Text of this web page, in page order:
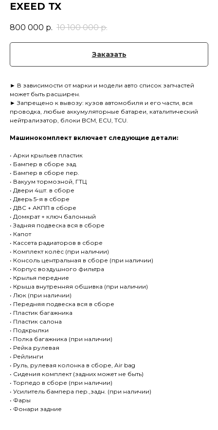
EXEED TX
800 000 р. 10 100 000 р.
Заказать
► В зависимости от марки и модели авто список запчастей
может быть расширен.
► Запрещено к вывозу: кузов автомобиля и его части, вся
проводка, любые аккумуляторные батареи, каталитический
нейтрализатор, блоки BCM, ECU, TCU.
Машинокомплект включает следующие детали:
• Арки крыльев пластик
• Бампер в сборе зад.
• Бампер в сборе пер.
• Вакуум тормозной, ГТЦ
• Двери 4шт. в сборе
• Дверь 5-я в сборе
• ДВС + АКПП в сборе
• Домкрат + ключ балонный
• Задняя подвеска вся в сборе
• Капот
• Кассета радиаторов в сборе
• Комплект колёс (при наличии)
• Консоль центральная в сборе (при наличии)
• Корпус воздушного фильтра
• Крылья передние
• Крыша внутренняя обшивка (при наличии)
• Люк (при наличии)
• Передняя подвеска вся в сборе
• Пластик багажника
• Пластик салона
• Подкрылки
• Полка багажника (при наличии)
• Рейка рулевая
• Рейлинги
• Руль, рулевая колонка в сборе, Air bag
• Сидения комплект (задних может не быть)
• Торпедо в сборе (при наличии)
• Усилитель бампера пер.,задн. (при наличии)
• Фары
• Фонари задние